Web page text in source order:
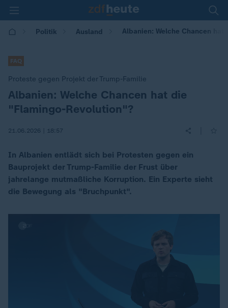
Politik Ausland Albanien: Welche Chancen
FAQ
Proteste gegen Projekt der Trump-Familie
:
Albanien: Welche Chancen hat die
"Flamingo-Revolution"?
21.06.2026 | 18:57
In Albanien entlädt sich bei Protesten gegen ein
Bauprojekt der Trump-Familie der Frust über
jahrelange mutmaßliche Korruption. Ein Experte sieht
die Bewegung als "Bruchpunkt".